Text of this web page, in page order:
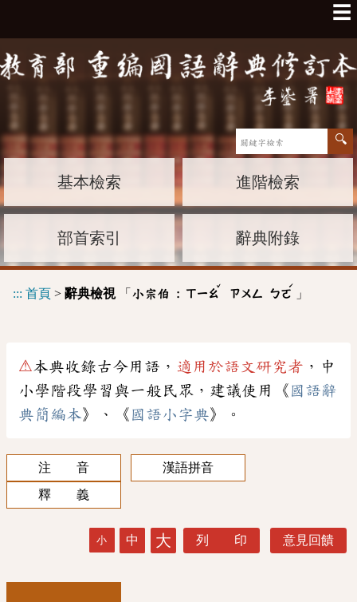
☰
基本檢索 進階檢索
部首索引 辭典附錄
::: 首頁 > 辭典檢視「 小宗伯 : ㄒㄧㄠ
ˇ
ㄗㄨㄥ ㄅㄛ
ˊ
」
⚠本典收錄古今用語， 適用於語文研究者 ，中
小學階段學習與一般民眾，建議使用《 國語辭
典簡編本》、《 國語小字典》。
注 音
漢語拼音
釋 義
小 中 大 列 印 意見回饋